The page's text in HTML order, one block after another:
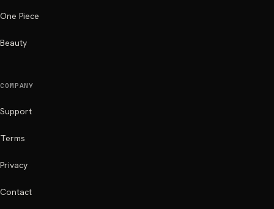
One Piece
Beauty
COMPANY
Support
Terms
Privacy
Contact